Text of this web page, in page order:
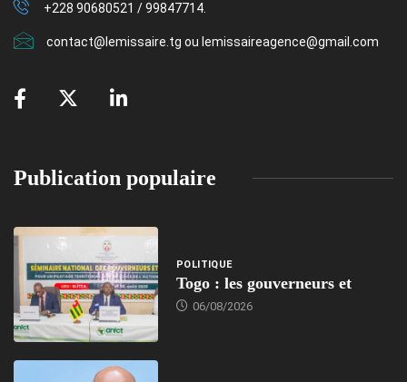
+228 90680521 / 99847714.
contact@lemissaire.tg ou lemissaireagence@gmail.com
Publication populaire
POLITIQUE
Togo : les gouverneurs et
06/08/2026